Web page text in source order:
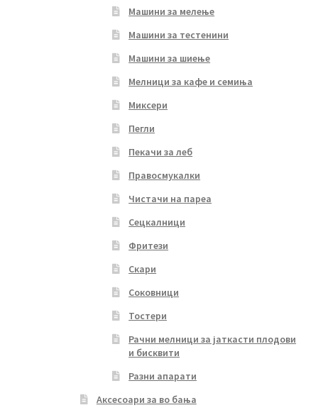
Машини за мелење
Машини за тестенини
Машини за шиење
Мелници за кафе и семиња
Миксери
Пегли
Пекачи за леб
Правосмукалки
Чистачи на пареа
Сецкалници
Фритези
Скари
Соковници
Тостери
Рачни мелници за јаткасти плодови
и бисквити
Разни апарати
Аксесоари за во бања